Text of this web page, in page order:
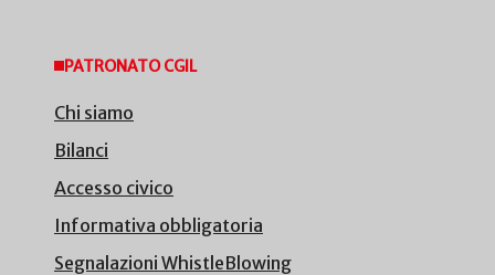
PATRONATO CGIL
Chi siamo
Bilanci
Accesso civico
Informativa obbligatoria
Segnalazioni WhistleBlowing